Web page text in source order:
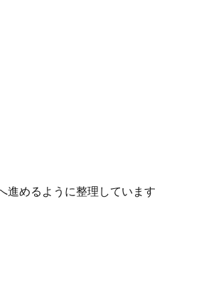
進めるように整理しています